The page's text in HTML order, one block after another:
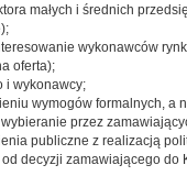
małych i średnich
wykonawców
oferta);
i wykonawcy;
wymogów formalnych,
przez
publiczne z realizacją
decyzji zamawiającego do